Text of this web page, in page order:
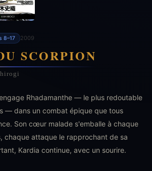
8–17 2009
SCORPION
Rhadamanthe — le plus redoutable
— dans un combat épique que tous
Son cœur malade s'emballe à chaque
chaque attaque le rapprochant de sa
Kardia continue, avec un sourire.